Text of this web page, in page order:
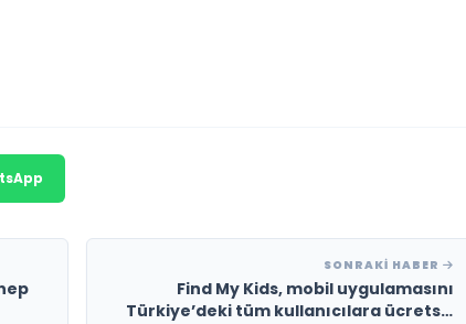
SONRAKI HABER
Find My Kids, mobil uygulamasını
Türkiye’deki tüm kullanıcılara ücretsiz